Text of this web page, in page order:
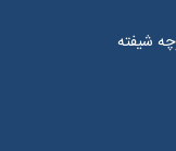
شیفته